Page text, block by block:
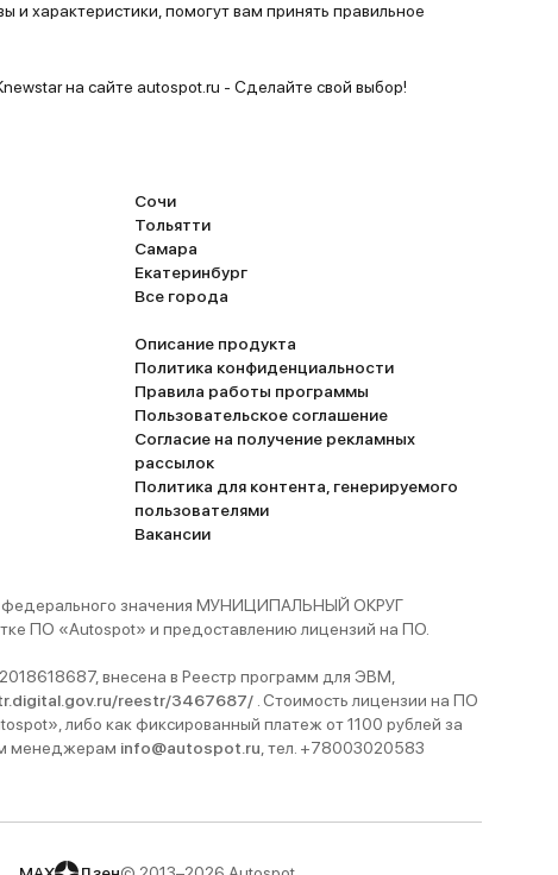
и характеристики, помогут вам принять правильное
на сайте autospot.ru - Сделайте свой выбор!
Сочи
Тольятти
Самара
Екатеринбург
Все города
Описание продукта
Политика конфиденциальности
Правила работы программы
Пользовательское соглашение
Согласие на получение рекламных
рассылок
Политика для контента, генерируемого
пользователями
Вакансии
федерального значения МУНИЦИПАЛЬНЫЙ ОКРУГ
ПО «Autospot» и предоставлению лицензий на ПО.
внесена в Реестр программ для ЭВМ,
reestr/3467687/ . Стоимость лицензии на ПО
либо как фиксированный платеж от 1100 рублей за
менеджерам info@autospot.ru , тел. +78003020583